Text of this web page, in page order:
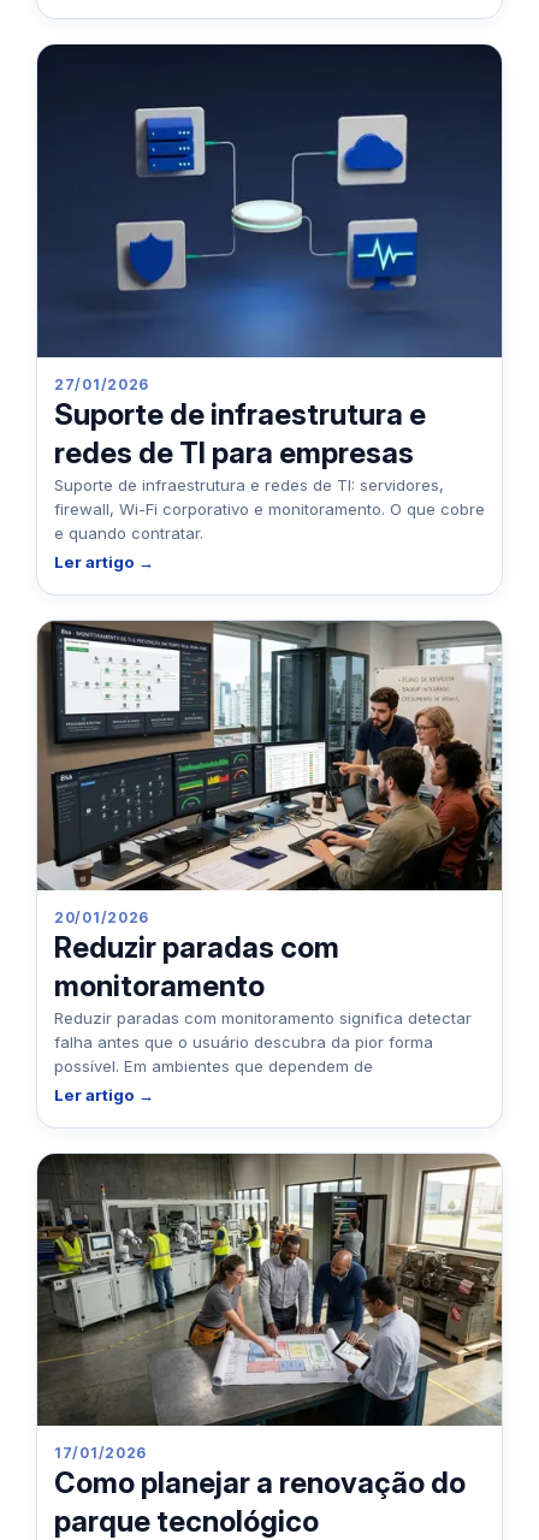
27/01/2026
Suporte de infraestrutura e
redes de TI para empresas
Suporte de infraestrutura e redes de TI: servidores,
firewall, Wi-Fi corporativo e monitoramento. O que cobre
e quando contratar.
Ler artigo →
20/01/2026
Reduzir paradas com
monitoramento
Reduzir paradas com monitoramento significa detectar
falha antes que o usuário descubra da pior forma
possível. Em ambientes que dependem de
Ler artigo →
17/01/2026
Como planejar a renovação do
parque tecnológico